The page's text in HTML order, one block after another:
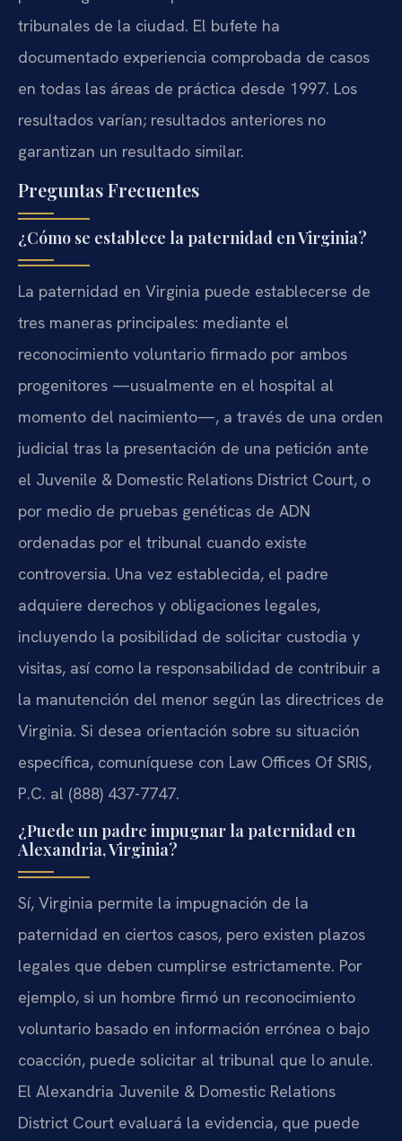
tribunales de la ciudad. El bufete ha
documentado experiencia comprobada de casos
en todas las áreas de práctica desde 1997. Los
resultados varían; resultados anteriores no
garantizan un resultado similar.
Preguntas Frecuentes
¿Cómo se establece la paternidad en Virginia?
La paternidad en Virginia puede establecerse de
tres maneras principales: mediante el
reconocimiento voluntario firmado por ambos
progenitores —usualmente en el hospital al
momento del nacimiento—, a través de una orden
judicial tras la presentación de una petición ante
el Juvenile & Domestic Relations District Court, o
por medio de pruebas genéticas de ADN
ordenadas por el tribunal cuando existe
controversia. Una vez establecida, el padre
adquiere derechos y obligaciones legales,
incluyendo la posibilidad de solicitar custodia y
visitas, así como la responsabilidad de contribuir a
la manutención del menor según las directrices de
Virginia. Si desea orientación sobre su situación
específica, comuníquese con Law Offices Of SRIS,
P.C. al (888) 437-7747.
¿Puede un padre impugnar la paternidad en
Alexandria, Virginia?
Sí, Virginia permite la impugnación de la
paternidad en ciertos casos, pero existen plazos
legales que deben cumplirse estrictamente. Por
ejemplo, si un hombre firmó un reconocimiento
voluntario basado en información errónea o bajo
coacción, puede solicitar al tribunal que lo anule.
El Alexandria Juvenile & Domestic Relations
District Court evaluará la evidencia, que puede